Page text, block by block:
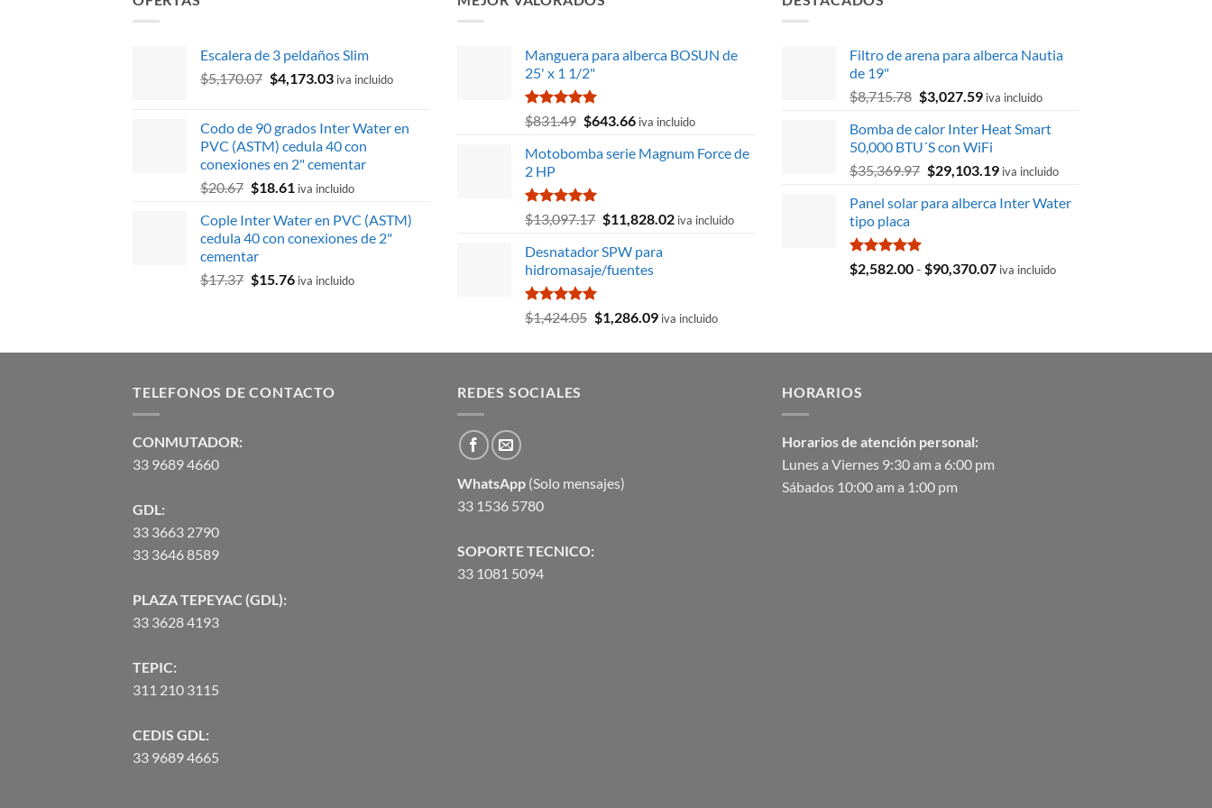
Escalera de 3 peldaños Slim
$5,170.07 El
era:
$5,170.07.
$4,173.03El
es:
$4,173.03.
iva incluido
Codo de 90 grados Inter Water en
PVC (ASTM) cedula 40 con
conexiones en 2" cementar
$20.67 El
original
era:
$20.67.
$18.61 El
actual
es:
iva incluido
Cople Inter Water en PVC (ASTM)
cedula 40 con conexiones de 2"
cementar
$17.37 El
$17.37.
$15.76El
$15.76.
iva incluido
Manguera para alberca BOSUN de
25' x 1 1/2"
Valorado
con
de 5
$831.49 El
original
$831.49.
$643.66El
actual
iva incluido
Motobomba serie Magnum Force de
2 HP
Valorado
con
de 5
$13,097.17 El
original
era:
$11,828.02Eliva incluido
Desnatador SPW para
hidromasaje/fuentes
Valorado
con
$1,424.05 El
original
$1,286.09El
actual
iva incluido
Filtro de arena para alberca Nautia
de 19"
$8,715.78 El
original
era:
$8,715.78.
$3,027.59El
actual
es:
$3,027.59.
iva incluido
Bomba de calor Inter Heat Smart
50,000 BTU´S con WiFi
$35,369.97 El
original
$29,103.19El
actual
iva incluido
Panel solar para alberca Inter Water
tipo placa
Valorado
con
$2,582.00- $90,370.07Rango
iva incluido
TELEFONOS DE CONTACTO
CONMUTADOR:
33 9689 4660
GDL:
33 3663 2790
33 3646 8589
PLAZA TEPEYAC (GDL):
33 3628 4193
TEPIC:
311 210 3115
CEDIS GDL:
33 9689 4665
REDES SOCIALES
WhatsApp (Solo mensajes)
33 1536 5780
SOPORTE TECNICO:
33 1081 5094
HORARIOS
Horarios de atención personal:
Lunes a Viernes 9:30 am a 6:00 pm
Sábados 10:00 am a 1:00 pm